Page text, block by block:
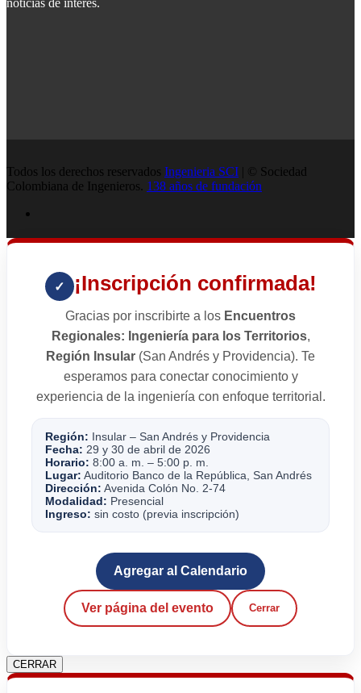
Todos los derechos reservados Ingenieria SCI | © Sociedad
Colombiana de Ingenieros. 138 años de fundación
✓ ¡Inscripción confirmada!
Gracias por inscribirte a los Encuentros
Regionales: Ingeniería para los Territorios,
Región Insular (San Andrés y Providencia). Te
esperamos para conectar conocimiento y
experiencia de la ingeniería con enfoque territorial.
Región: Insular – San Andrés y Providencia
Fecha: 29 y 30 de abril de 2026
Horario: 8:00 a. m. – 5:00 p. m.
Lugar: Auditorio Banco de la República, San Andrés
Dirección: Avenida Colón No. 2-74
Modalidad: Presencial
Ingreso: sin costo (previa inscripción)
Agregar al Calendario
Ver página del evento Cerrar
CERRAR